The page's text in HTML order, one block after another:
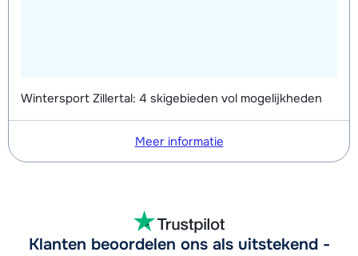
Wintersport Zillertal: 4 skigebieden vol mogelijkheden
Meer informatie
Klanten beoordelen ons als uitstekend -